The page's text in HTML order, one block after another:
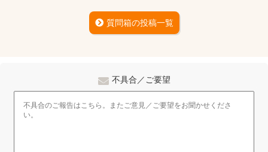
質問箱の投稿一覧
不具合／ご要望